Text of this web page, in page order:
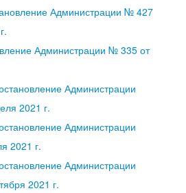
Администрации № 427
Администрации № 335 от
Администрации
2021 г.
Администрации
2021 г.
Администрации
2021 г.